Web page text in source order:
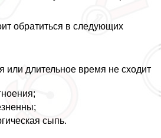
обратиться в следующих
или длительное время не сходит
сыпь.